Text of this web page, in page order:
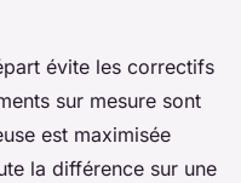
évite les correctifs
sur mesure sont
est maximisée
la différence sur une